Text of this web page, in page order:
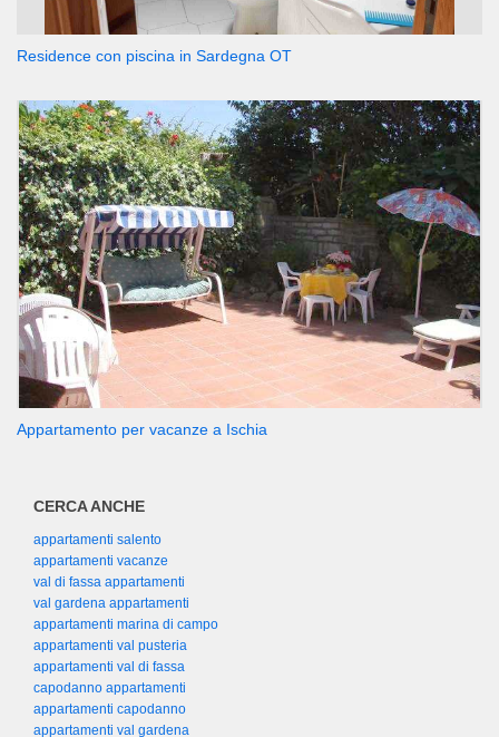
Residence con piscina in Sardegna OT
Appartamento per vacanze a Ischia
CERCA ANCHE
appartamenti salento
appartamenti vacanze
val di fassa appartamenti
val gardena appartamenti
appartamenti marina di campo
appartamenti val pusteria
appartamenti val di fassa
capodanno appartamenti
appartamenti capodanno
appartamenti val gardena